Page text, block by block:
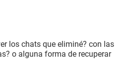
los chats que eliminé? con las
o alguna forma de recuperar